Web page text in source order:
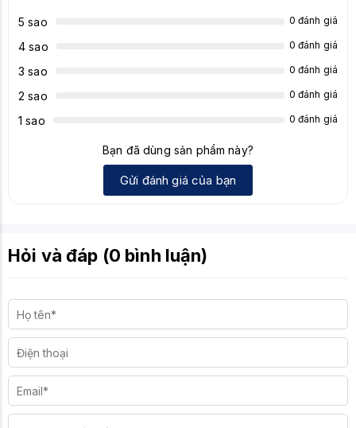
5 sao 0 đánh giá
4 sao 0 đánh giá
3 sao 0 đánh giá
2 sao 0 đánh giá
1 sao 0 đánh giá
Bạn đã dùng sản phẩm này?
Gửi đánh giá của bạn
Hỏi và đáp (0 bình luận)